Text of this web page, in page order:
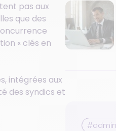
pas aux
que des
« clés en
intégrées aux
des syndics et